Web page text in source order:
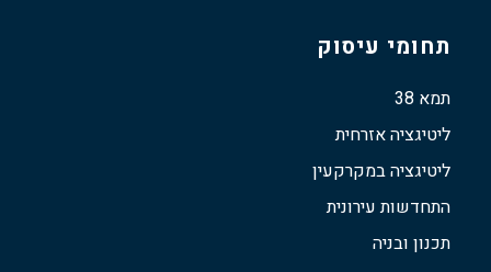
תחומי עיסוק
תמא 38
ליטיגציה אזרחית
ליטיגציה במקרקעין
התחדשות עירונית
תכנון ובניה